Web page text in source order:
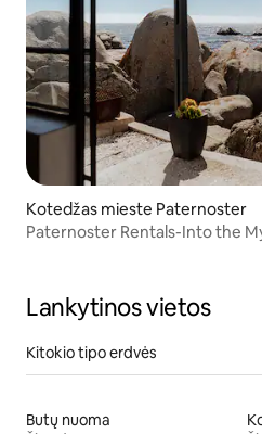
Kotedžas mieste Paternoster
Paternoster Rentals-Into the
Lankytinos vietos
Kitokio tipo erdvės
Butų nuoma